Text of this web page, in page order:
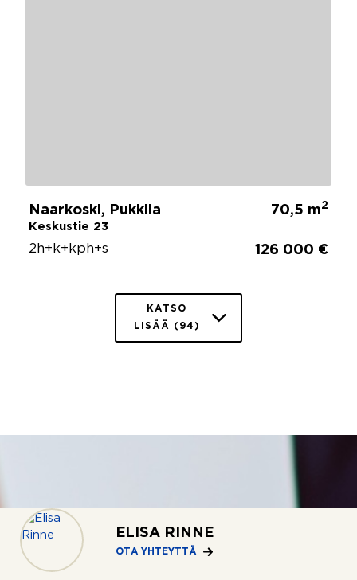
ELISA RINNE
OTA YHTEYTTÄ
Naarkoski, Pukkila
Keskustie 23
70,5 m2
2h+k+kph+s 126 000 €
KATSO
LISÄÄ (94)